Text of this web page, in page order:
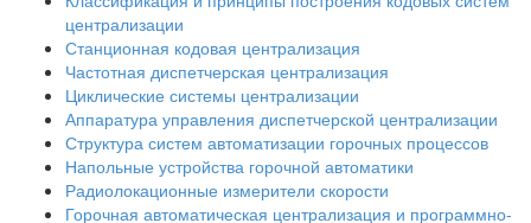
централизации
Станционная кодовая централизация
Частотная диспетчерская централизация
Циклические системы централизации
Аппаратура управления диспетчерской централизации
Структура систем автоматизации горочных процессов
Напольные устройства горочной автоматики
Радиолокационные измерители скорости
Горочная автоматическая централизация и программно-